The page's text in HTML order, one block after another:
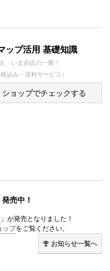
ップ活用 基礎知識
、いま必読の一冊！
込み・送料サービス）
ショップでチェックする
売中！
」が発売となりました！
ップをご覧ください。
お知らせ一覧へ